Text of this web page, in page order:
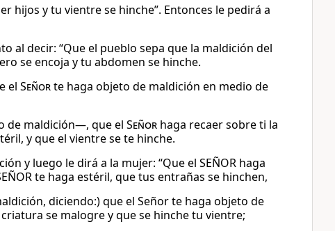
hijos y tu vientre se hinche”. Entonces le pedirá a
al decir: “Que el pueblo sepa que la maldición del
se encoja y tu abdomen se hinche.
el Señorte haga objeto de maldición en medio de
de maldición—, que el Señor haga recaer sobre ti la
y que el vientre se te hinche.
y luego le dirá a la mujer: “Que el SEÑOR haga
te haga estéril, que tus entrañas se hinchen,
diciendo:) que el Señor te haga objeto de
se malogre y que se hinche tu vientre;